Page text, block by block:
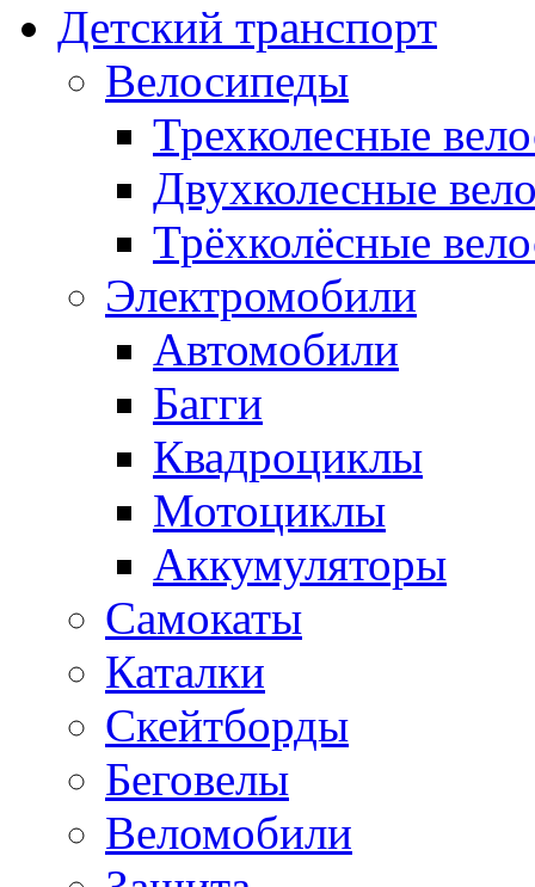
Детский транспорт
Велосипеды
Трехколесные
Двухколесные
Трёхколёсные
Электромобили
Автомобили
Багги
Квадроциклы
Мотоциклы
Аккумуляторы
Самокаты
Каталки
Скейтборды
Беговелы
Веломобили